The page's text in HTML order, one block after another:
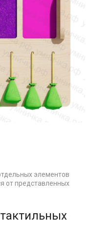
элементов
от представленных